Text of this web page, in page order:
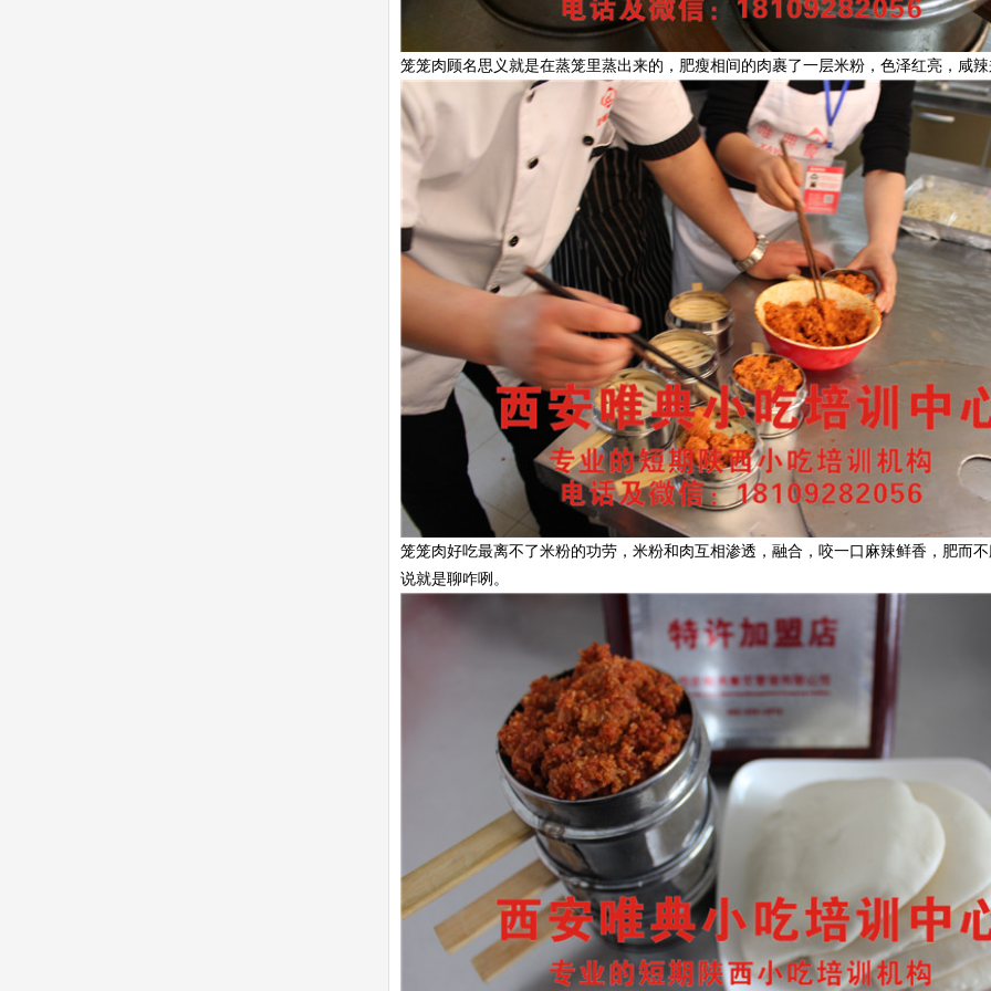
笼笼肉顾名思义就是在蒸笼里蒸出来的，肥瘦相间的肉裹了一层米粉，色泽红亮，咸
笼笼肉好吃最离不了米粉的功劳，米粉和肉互相渗透，融合，咬一口麻辣鲜香，肥而
说就是聊咋咧。